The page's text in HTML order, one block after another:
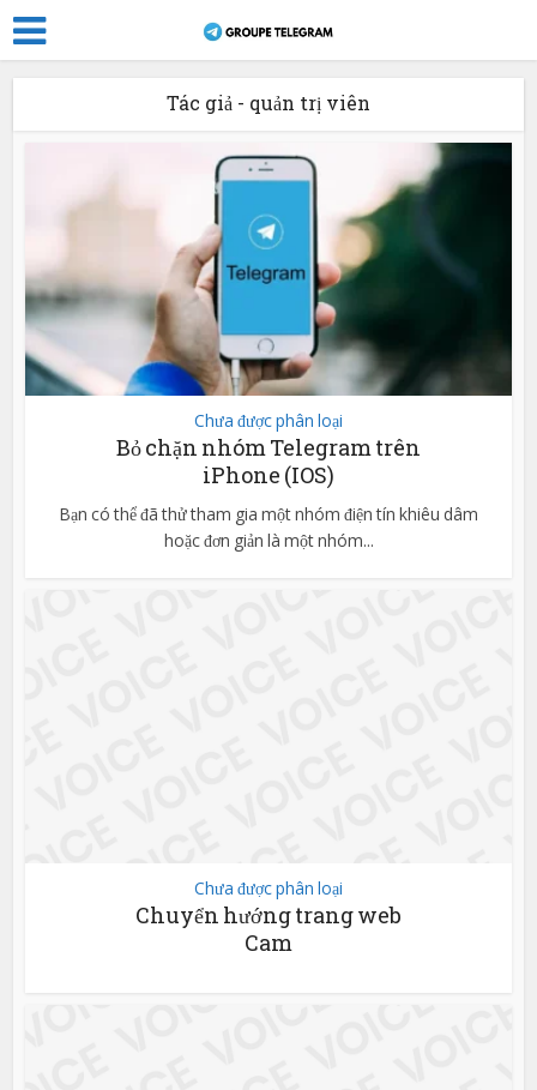
Tác giả - quản trị viên
Chưa được phân loại
Bỏ chặn nhóm Telegram trên
iPhone (IOS)
Bạn có thể đã thử tham gia một nhóm điện tín khiêu dâm
hoặc đơn giản là một nhóm...
Chưa được phân loại
Chuyển hướng trang web
Cam